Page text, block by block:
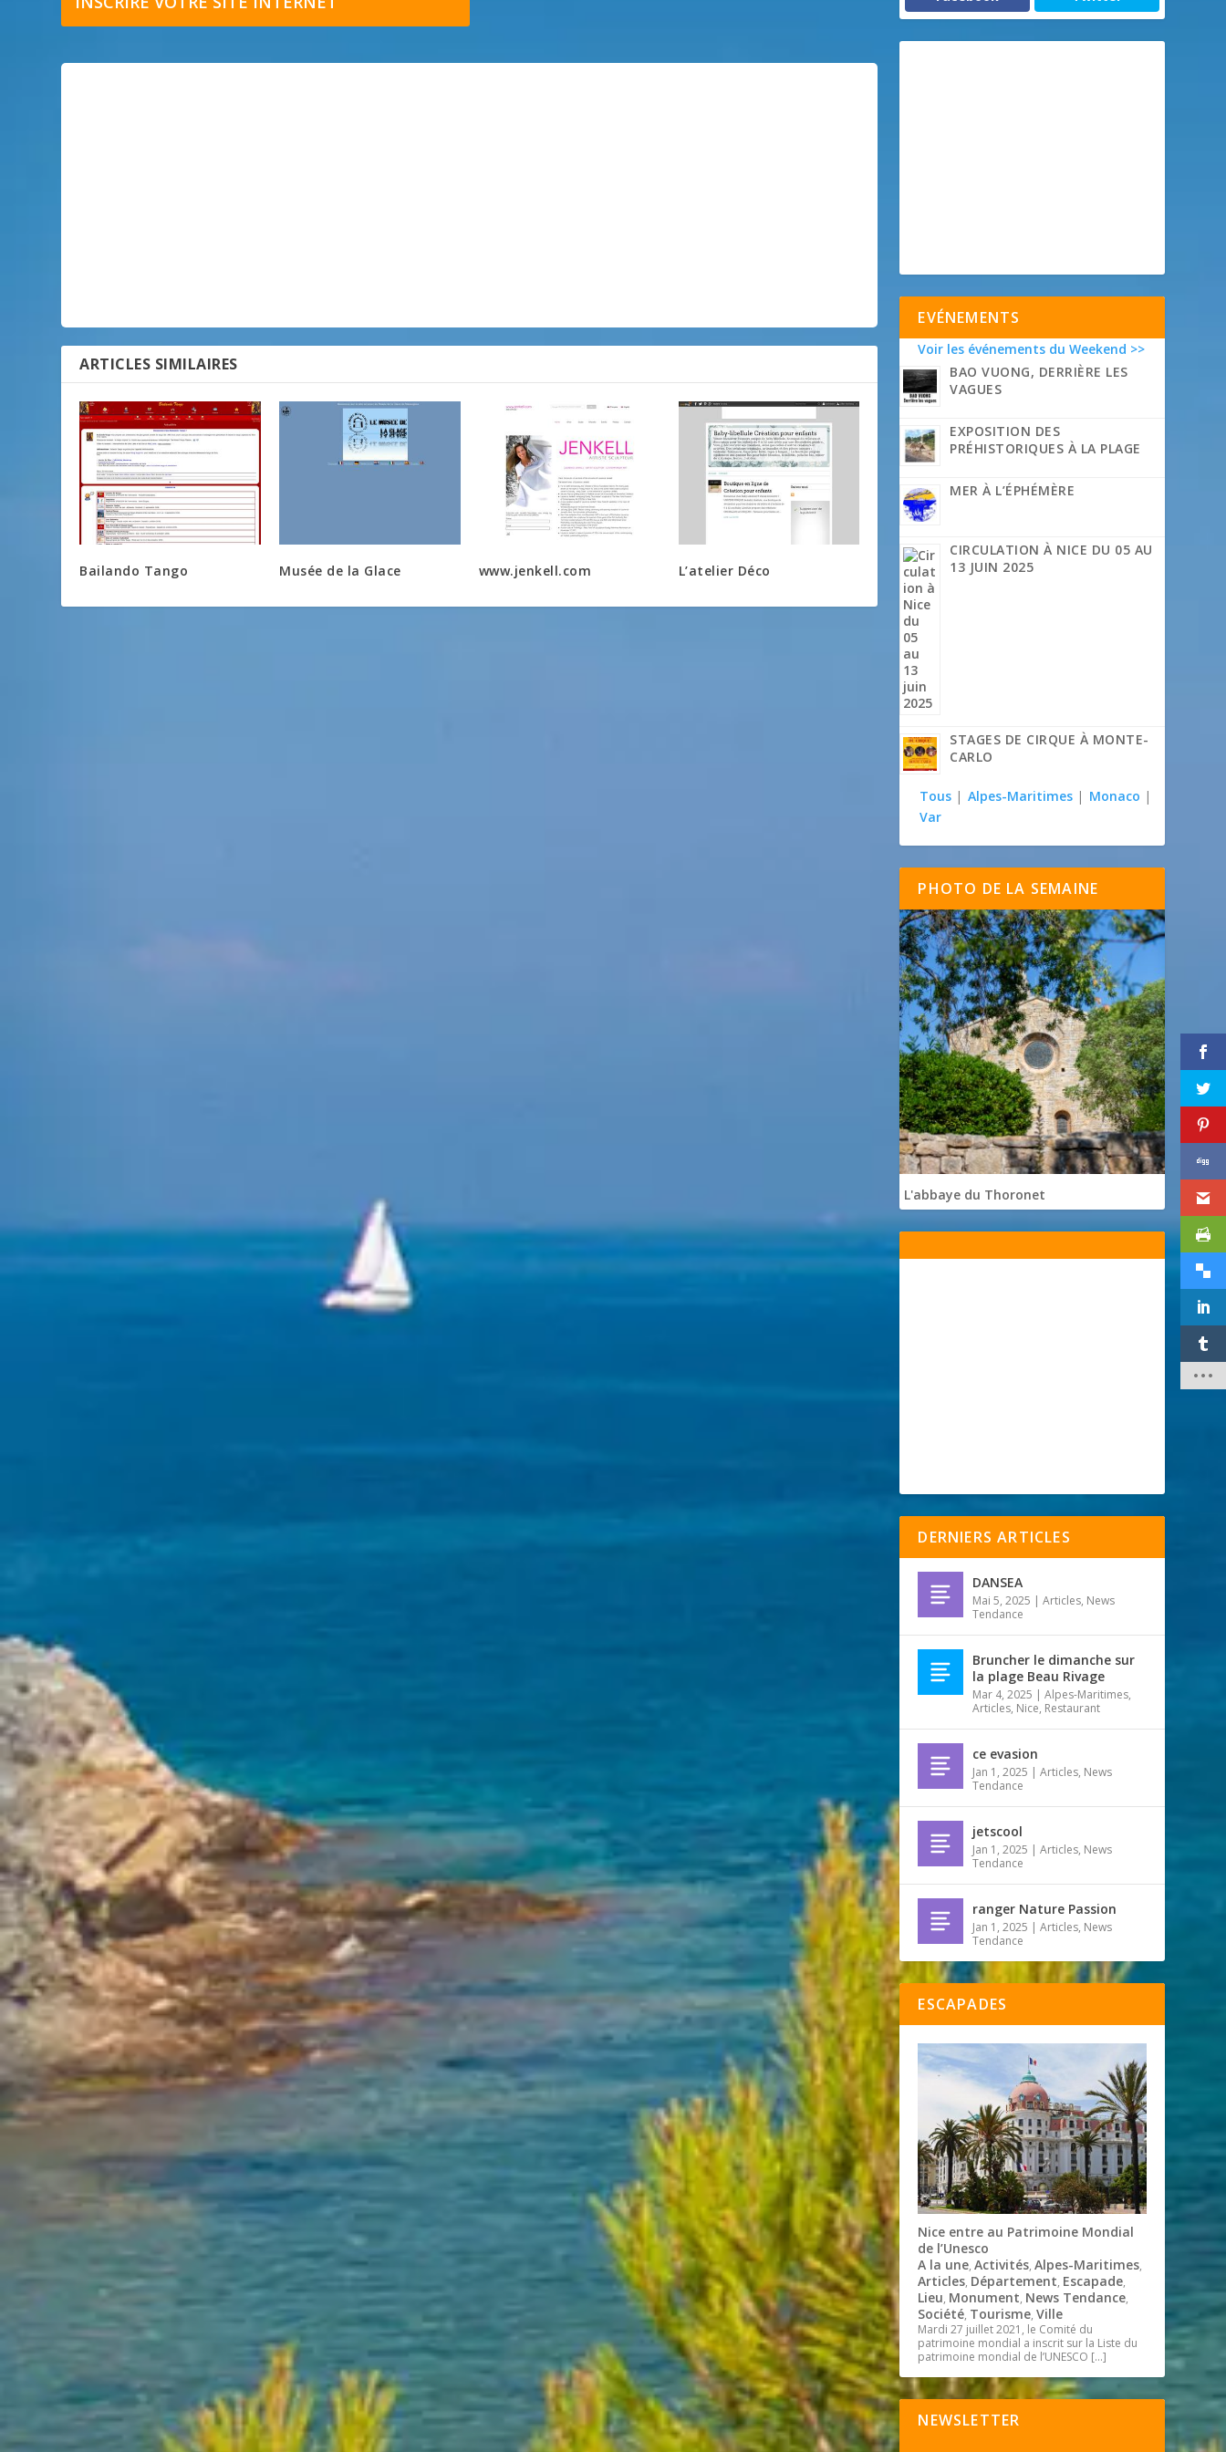
ARTICLES SIMILAIRES
Bailando Tango Musée de la Glace www.jenkell.com L’atelier Déco
EVÉNEMENTS
Voir les événements du Weekend >>
BAO VUONG, DERRIÈRE LES
VAGUES
EXPOSITION DES
PRÉHISTORIQUES À LA PLAGE
MER À L’ÉPHÉMÈRE
CIRCULATION À NICE DU 05 AU
13 JUIN 2025
STAGES DE CIRQUE À MONTE-
CARLO
Tous | Alpes-Maritimes | Monaco |
Var
PHOTO DE LA SEMAINE
L'abbaye du Thoronet
DERNIERS ARTICLES
DANSEA
Mai 5, 2025 |Articles, News
Tendance
Bruncher le dimanche sur
la plage Beau Rivage
Mar 4, 2025 |Alpes-Maritimes,
Articles, Nice, Restaurant
ce evasion
Jan 1, 2025 |Articles, News
Tendance
jetscool
Jan 1, 2025 |Articles, News
Tendance
ranger Nature Passion
Jan 1, 2025 |Articles, News
Tendance
ESCAPADES
Nice entre au Patrimoine Mondial
de l’Unesco
A la une,Activités,Alpes-Maritimes,
Articles, Département, Escapade,
Lieu, Monument, News Tendance,
Société, Tourisme,Ville
Mardi 27 juillet 2021, le Comité du
patrimoine mondial a inscrit sur la Liste du
patrimoine mondial de l’UNESCO […]
NEWSLETTER